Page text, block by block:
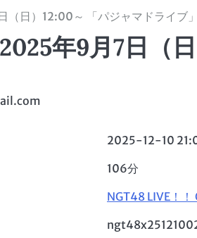
（日）12:00～ 「パジャマドライブ
年9月7日（
2025-12-10
106分
NGT48 LIVE！！